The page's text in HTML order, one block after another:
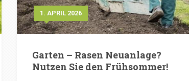
1. APRIL 2026
Garten – Rasen Neuanlage?
Nutzen Sie den Frühsommer!